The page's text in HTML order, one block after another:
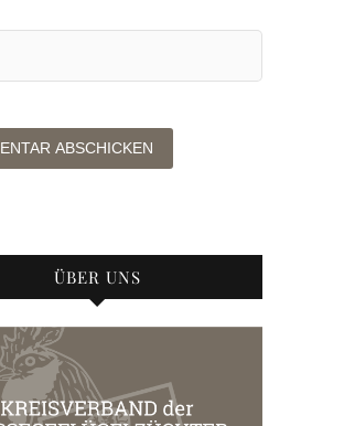
ÜBER UNS